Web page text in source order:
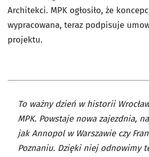
Architekci. MPK ogłosiło, że
wypracowana, teraz podpisuje
projektu.
To ważny dzień w historii
MPK. Powstaje nowa zajezdnia,
jak Annopol w Warszawie czy
Poznaniu. Dzięki niej odnowimy